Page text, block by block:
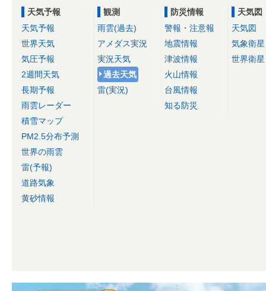
天気予報
天気予報
世界天気
気圧予報
2週間天気
長期予報
雨雲レーダー
積雪マップ
PM2.5分布予測
世界の雨雲
雷(予報)
道路気象
黄砂情報
観測
雨雲(過去)
アメダス実況
実況天気
過去天気
雷(実況)
防災情報
警報・注意報
地震情報
津波情報
火山情報
台風情報
知る防災
天気図
天気図
気象衛星
世界衛星